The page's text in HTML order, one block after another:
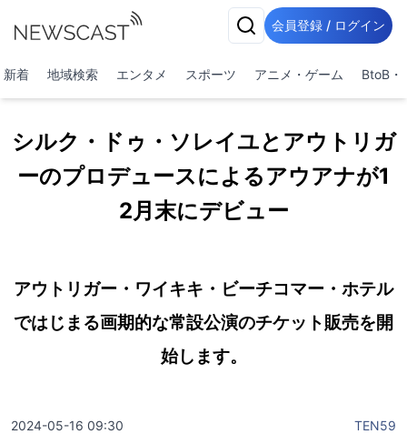
会員登録 / ログイン
新着 地域検索 エンタメ スポーツ アニメ・ゲーム BtoB・
シルク・ドゥ・ソレイユとアウトリガ
ーのプロデュースによるアウアナが1
2月末にデビュー
アウトリガー・ワイキキ・ビーチコマー・ホテル
ではじまる画期的な常設公演のチケット販売を開
始します。
2024-05-16 09:30 TEN59